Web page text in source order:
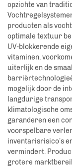
opzichte van
producten als
optimale textuur
UV-blokkerende
vitaminen,
uiterlijk en de
mogelijk door de
langdurige
klimatologische
garanderen een
voorspelbare
inventarisrisico’s
vermindert.
grotere